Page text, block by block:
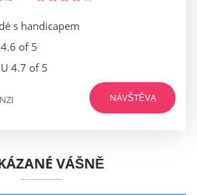
s handicapem
4.6 of 5
4.7 of 5
NÁVŠTĚVA
VÁŠNĚ